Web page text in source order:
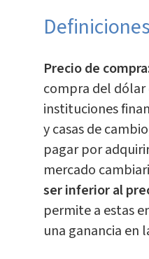
Precio de
compra del dólar
instituciones
y casas de
pagar por
mercado
ser inferior al
permite a estas
una ganancia en